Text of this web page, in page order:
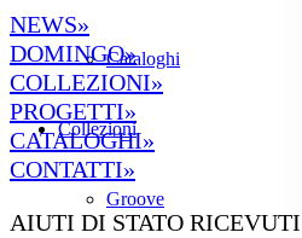
Cataloghi
Collezioni
Groove
NEWS»
DOMINGO»
COLLEZIONI»
PROGETTI»
CATALOGHI»
CONTATTI»
AIUTI DI STATO RICEVUTI